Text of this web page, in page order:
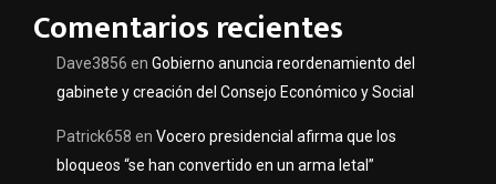
Comentarios recientes
Dave3856 en Gobierno anuncia reordenamiento del
gabinete y creación del Consejo Económico y Social
Patrick658 en Vocero presidencial afirma que los
bloqueos “se han convertido en un arma letal”